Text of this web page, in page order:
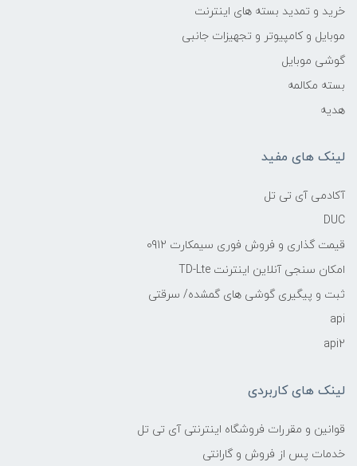
خرید و تمدید بسته های اینترنت
موبایل و کامپیوتر و تجهیزات جانبی
گوشی موبایل
بسته مکالمه
هدیه
لینک های مفید
آکادمی آی تی تل
DUC
قیمت گذاری و فروش فوری سیمکارت 0912
امکان سنجی آنلاین اینترنت TD-Lte
ثبت و پیگیری گوشی های گمشده/ سرقتی
api
api2
لینک های کاربردی
قوانین و مقررات فروشگاه اینترنتی آی تی تل
خدمات پس از فروش و گارانتی